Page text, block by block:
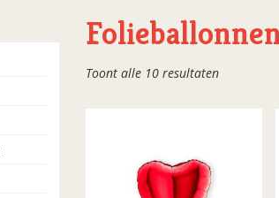
Toont alle 10 resultatenGesorteerd